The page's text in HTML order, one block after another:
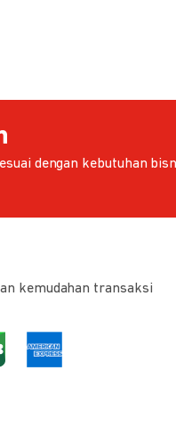
dengan kebutuhan
kemudahan transaksi